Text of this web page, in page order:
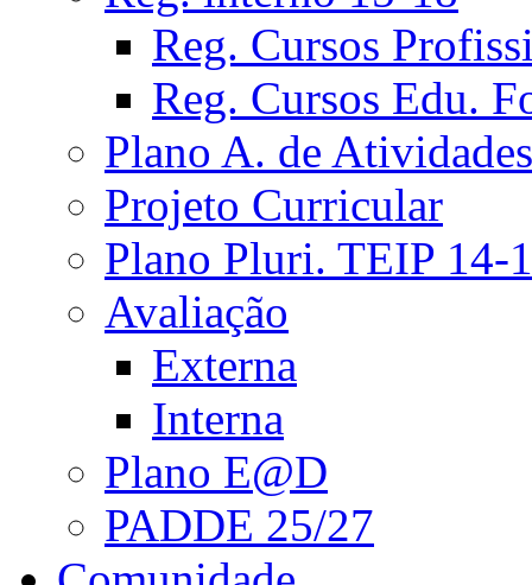
Reg. Cursos
Reg. Cursos Edu.
Plano A. de Atividades
Projeto Curricular
Plano Pluri. TEIP 14-
Avaliação
Externa
Interna
Plano E@D
PADDE 25/27